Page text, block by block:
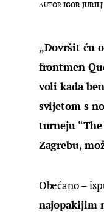
AUTOR IGOR JURILJ
„Dovršit ću
frontmen
voli kada
svijetom s
turneju
Zagrebu,
Obećano –
najopakijim